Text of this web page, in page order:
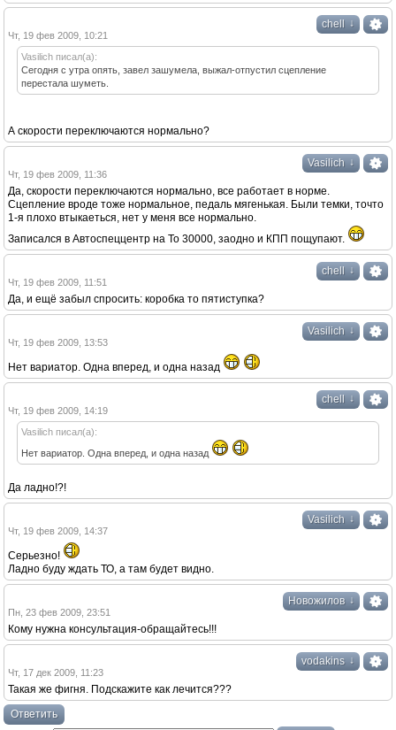
chell ↓
Чт, 19 фев 2009, 10:21
Vasilich писал(а):
Сегодня с утра опять, завел зашумела, выжал-отпустил сцепление
перестала шуметь.
А скорости переключаются нормально?
Vasilich ↓
Чт, 19 фев 2009, 11:36
Да, скорости переключаются нормально, все работает в норме.
Сцепление вроде тоже нормальное, педаль мягенькая. Были темки, точто
1-я плохо втыкаеться, нет у меня все нормально.
Записался в Автоспеццентр на То 30000, заодно и КПП пощупают.
chell ↓
Чт, 19 фев 2009, 11:51
Да, и ещё забыл спросить: коробка то пятиступка?
Vasilich ↓
Чт, 19 фев 2009, 13:53
Нет вариатор. Одна вперед, и одна назад
chell ↓
Чт, 19 фев 2009, 14:19
Vasilich писал(а):
Нет вариатор. Одна вперед, и одна назад
Да ладно!?!
Vasilich ↓
Чт, 19 фев 2009, 14:37
Серьезно!
Ладно буду ждать ТО, а там будет видно.
Новожилов ↓
Пн, 23 фев 2009, 23:51
Кому нужна консультация-обращайтесь!!!
vodakins ↓
Чт, 17 дек 2009, 11:23
Такая же фигня. Подскажите как лечится???
Ответить